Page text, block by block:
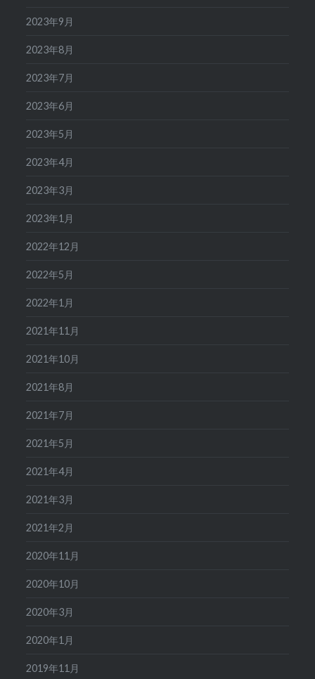
2023年9月
2023年8月
2023年7月
2023年6月
2023年5月
2023年4月
2023年3月
2023年1月
2022年12月
2022年5月
2022年1月
2021年11月
2021年10月
2021年8月
2021年7月
2021年5月
2021年4月
2021年3月
2021年2月
2020年11月
2020年10月
2020年3月
2020年1月
2019年11月